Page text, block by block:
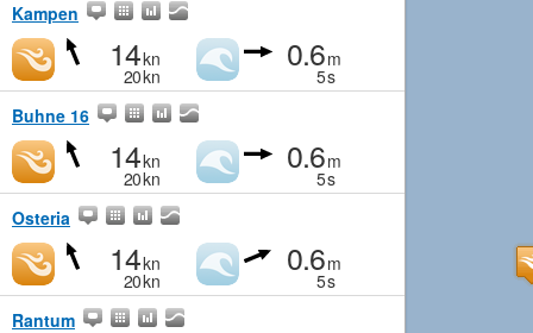
Kampen
14kn
20kn
0.6m
5s
Buhne 16
14kn
20kn
0.6m
5s
Osteria
14kn
20kn
0.6m
5s
Rantum